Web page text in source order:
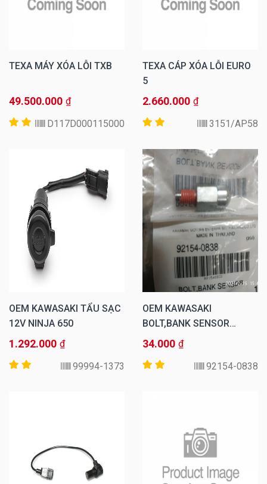
TEXA MÁY XÓA LỖI TXB
49.500.000 ₫
D117D000115000
TEXA CÁP XÓA LỖI EURO
5
2.660.000 ₫
3151/AP58
OEM KAWASAKI TẨU SẠC
12V NINJA 650
1.292.000 ₫
99994-1373
OEM KAWASAKI
BOLT,BANK SENSOR
NINJA 650
34.000 ₫
92154-0838